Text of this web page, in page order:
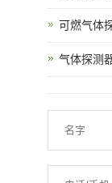
可燃气体
气体探测